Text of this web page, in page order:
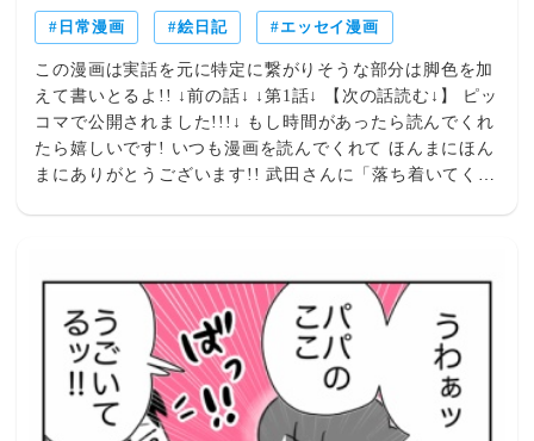
日常漫画 絵日記 エッセイ漫画
この漫画は実話を元に特定に繋がりそうな部分は脚色を加
えて書いとるよ!! ↓前の話↓ ↓第1話↓ 【次の話読む↓】 ピッ
コマで公開されました!!!↓ もし時間があったら読んでくれ
たら嬉しいです! いつも漫画を読んでくれて ほんまにほん
まにありがとうございます!! 武田さんに「落ち着いてくだ
ない↓) 【リモート中に逆切れしてくる↓】 【私のどこが他
人任せ?↓】 【お客様は神様ではありません↓】 【何か質問
はありますか？↓】 【寒いので冷房消します↓】 【離婚届
を勝手に提出された話↓】 【食べ物残して何が悪いシリー
ズ↓】 【妻は２番目シリーズ↓】 【ガキ夫シリーズ↓】
【育休シリーズ↓】 【暴走義母と戦ってますシリーズ↓】